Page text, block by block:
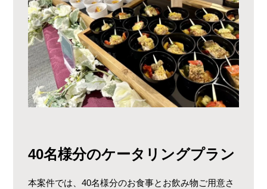
40名様分のケータリングプラン
本案件では、40名様分のお食事とお飲み物ご用意さ